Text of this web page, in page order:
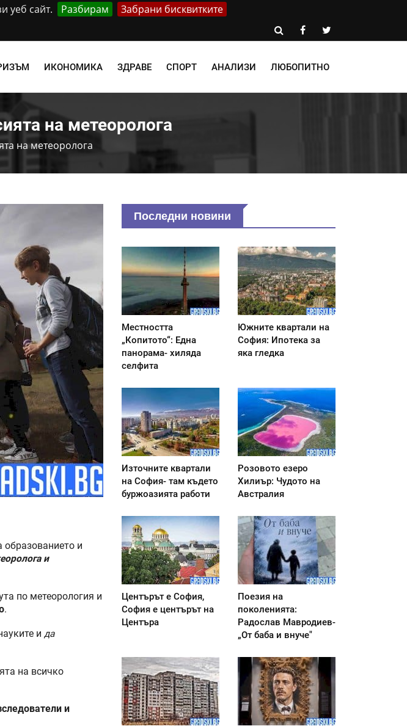
уеб сайт. Разбирам Забрани бисквитките
ИКОНОМИКА ЗДРАВЕ СПОРТ АНАЛИЗИ ЛЮБОПИТНО
на метеоролога
на метеоролога
и
и
по метеорология и
.
и да
на всичко
и
Последни новини
Местността
„Копитото“: Една
панорама- хиляда
селфита
Южните квартали на
София: Ипотека за
яка гледка
Източните квартали
на София- там където
буржоазията работи
Розовото езеро
Хилиър: Чудото на
Австралия
Центърът е София,
София е центърът на
Центъра
Поезия на
поколенията:
Радослав Мавродиев-
„От баба и внуче"